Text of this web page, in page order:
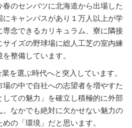
のセンバツに北海道から出場した
にキャンパスがあり１万人以上が学
念できるカリキュラム、寮に隣接
イズの野球場に総人工芝の室内練
整備しています。
を選ぶ時代へと突入しています。
の中で自社への志望者を増やすた
ての魅力」を確立し積極的に外部
なかでも絶対に欠かせない魅力の
の「環境」だと思います。